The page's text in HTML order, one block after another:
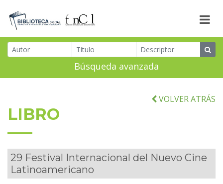
Búsqueda avanzada
VOLVER ATRÁS
LIBRO
29 Festival Internacional del Nuevo Cine
Latinoamericano